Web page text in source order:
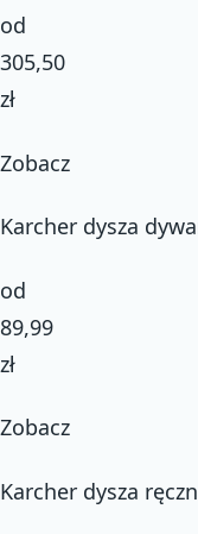
od
305,50
zł
Zobacz
Karcher dysza
od
89,99
zł
Zobacz
Karcher dysza